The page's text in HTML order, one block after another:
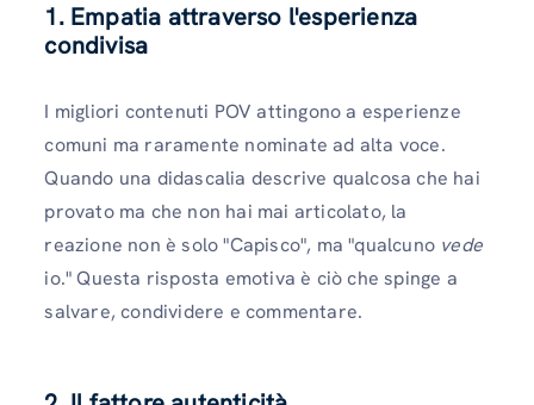
1. Empatia attraverso l'esperienza
condivisa
I migliori contenuti POV attingono a esperienze
comuni ma raramente nominate ad alta voce.
Quando una didascalia descrive qualcosa che hai
provato ma che non hai mai articolato, la
reazione non è solo "Capisco", ma "qualcuno vede
io." Questa risposta emotiva è ciò che spinge a
salvare, condividere e commentare.